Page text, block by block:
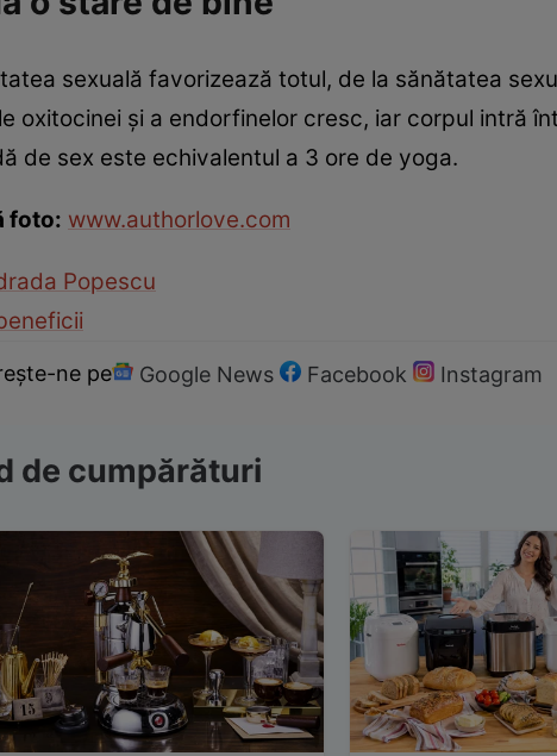
sexuală favorizează totul, de la sănătatea
oxitocinei şi a endorfinelor cresc, iar corpul intră
de sex este echivalentul a 3 ore de yoga.
foto: www.authorlove.com
Popescu
ne pe Google News Facebook Instagram
de cumpărături